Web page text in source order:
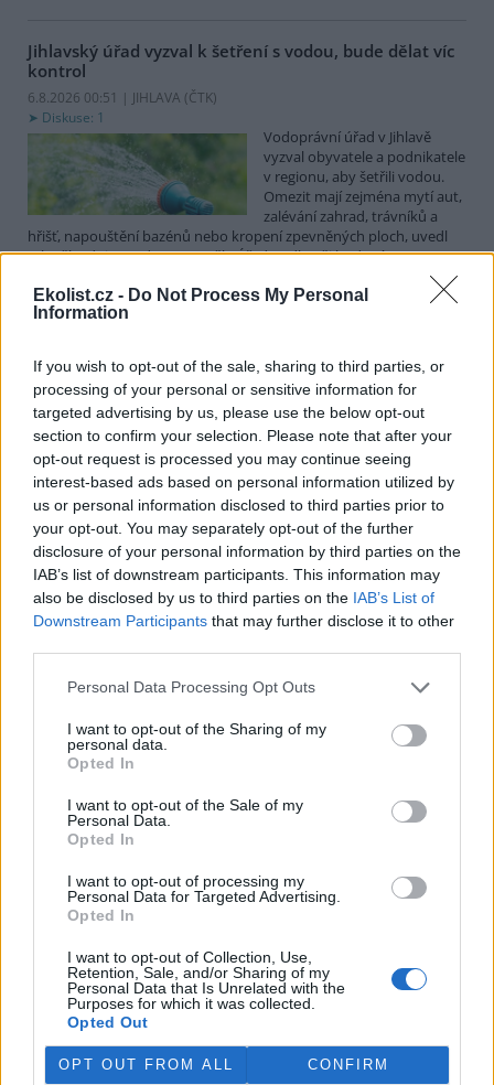
Ekolist.cz - Do Not Process My Personal
Information
If you wish to opt-out of the sale, sharing to third parties, or
processing of your personal or sensitive information for
targeted advertising by us, please use the below opt-out
section to confirm your selection. Please note that after your
opt-out request is processed you may continue seeing
interest-based ads based on personal information utilized by
us or personal information disclosed to third parties prior to
your opt-out. You may separately opt-out of the further
disclosure of your personal information by third parties on the
IAB’s list of downstream participants. This information may
also be disclosed by us to third parties on the IAB’s List of
Downstream Participants that may further disclose it to other
Personal Data Processing Opt Outs
I want to opt-out of the Sharing of my
personal data.
Opted In
I want to opt-out of the Sale of my
Personal Data.
Opted In
I want to opt-out of processing my
Personal Data for Targeted Advertising.
Opted In
I want to opt-out of Collection, Use,
Retention, Sale, and/or Sharing of my
Personal Data that Is Unrelated with the
Purposes for which it was collected.
Opted Out
OPT OUT FROM ALL CONFIRM
Jihlavský úřad vyzval k šetření s vodou, bude dělat víc
kontrol
6.8.2026 00:51 | JIHLAVA (ČTK)
Diskuse: 1
Vodoprávní úřad v Jihlavě
vyzval obyvatele a podnikatele
v regionu, aby šetřili vodou.
Omezit mají zejména mytí aut,
zalévání zahrad, trávníků a
hřišť, napouštění bazénů nebo kropení zpevněných ploch, uvedl
mluvčí radnice Radovan Daněk. Úřad podle něj bude víc
kontrolovat povolené odběry. Výzva k šetření vodou platí pro
všechny obce spadající pod Jihlavu jako obec s rozšířenou
působností.
Celníci odhalili gang překupníků papoušků, zajistili
stovku ptáků
5.8.2026 20:13 (ČTK)
Celníci odhalili gang
překupníků chráněných druhů
papoušků působící v několika
krajích a zajistili asi stovku
ptáků. S odchytem a
zajištěním zvířat celníkům pomohly zoo v Praze, Zlíně a Ostravě. V
ostravské zahradě také papoušci nalezli dočasné útočiště. V
tiskové zprávě nawebucelníků to oznámila mluvčí Celní správy ČR
Martina Kaňková. Případem se zabývá policie.
pronásledovali velrybáře
Islandské úřady nařídily
vyhoštění 21 aktivistů
pobřežní stráž s policií zabavily
jejich loď, která pronásledovala velrybářské plavidlo. Pasažéři lodi
patřící nadaci kanadsko-amerického ekologického aktivisty Paula
palubě nebyl. Píše o tom agentura AFP s odvoláním na islandskou
policii.
Záchranná stanice v Praze přijímá kvůli vedrům více
volně žijících zvířat
5.8.2026 17:40 | PRAHA (
teplotám pracovníci pražské